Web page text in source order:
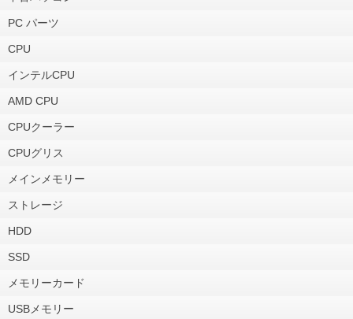
PC パーツ
CPU
インテルCPU
AMD CPU
CPUクーラー
CPUグリス
メインメモリー
ストレージ
HDD
SSD
メモリーカード
USBメモリー